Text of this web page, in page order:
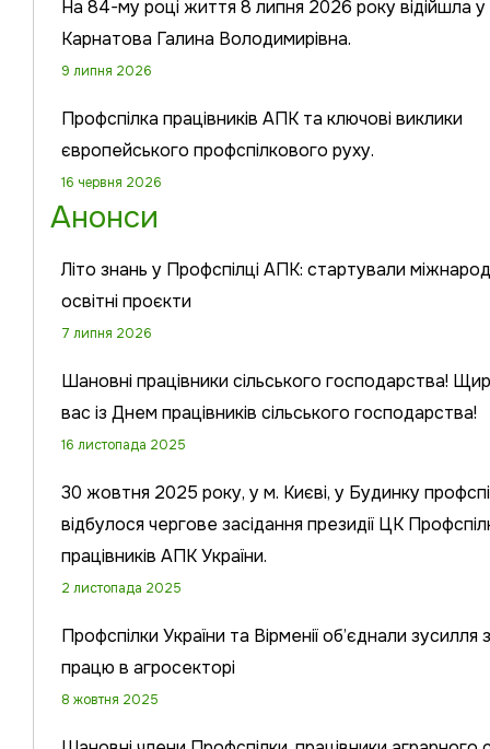
На 84-му році життя 8 липня 2026 року відійшла у
Карнатова Галина Володимирівна.
9 липня 2026
Профспілка працівників АПК та ключові виклики
європейського профспілкового руху.
16 червня 2026
Анонси
Літо знань у Профспілці АПК: стартували
освітні проєкти
7 липня 2026
Шановні працівники сільського господарства!
вас із Днем працівників сільського господарства!
16 листопада 2025
30 жовтня 2025 року, у м. Києві, у Будинку
відбулося чергове засідання президії ЦК
працівників АПК України.
2 листопада 2025
Профспілки України та Вірменії об’єднали зусилля
працю в агросекторі
8 жовтня 2025